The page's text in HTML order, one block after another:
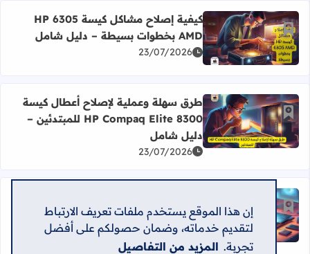
إن هذا الموقع يستخدم ملفات تعريف الارتباط
لتقديم خدماته، وضمان حصولكم على أفضل
تجربة. المزيد من التفاصيل
أضف إلى العلامات المرجعية
اقرأ المزيد عن كيفية إصلاح مشاكل كيسة HP 6305 AMD بخطوات بسيطة – دليل شامل
كيفية إصلاح مشاكل كيسة HP 6305
AMD بخطوات بسيطة – دليل شامل
23/07/2026
أضف إلى العلامات المرجعية
اقرأ المزيد عن طرق سهلة وعملية لإصلاح أعطال كيسة HP Compaq Elite 8300 للمبتدئين – دليل شامل
طرق سهلة وعملية لإصلاح أعطال كيسة
HP Compaq Elite 8300 للمبتدئين –
دليل شامل
23/07/2026
أضف إلى العلامات المرجعية
اقرأ المزيد عن دليل فك وتركيب لابتوب Lenovo ThinkPad T440 بسهولة واحترافية – خطوات عملية
ThinkPad T440 بسهولة واحترافية –
خطوات عملية
23/07/2026